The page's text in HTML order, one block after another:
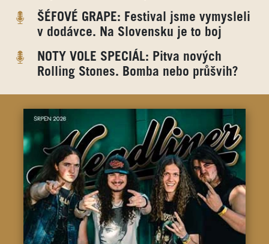
ŠÉFOVÉ GRAPE: Festival jsme vymysleli
v dodávce. Na Slovensku je to boj
NOTY VOLE SPECIÁL: Pitva nových
Rolling Stones. Bomba nebo průšvih?